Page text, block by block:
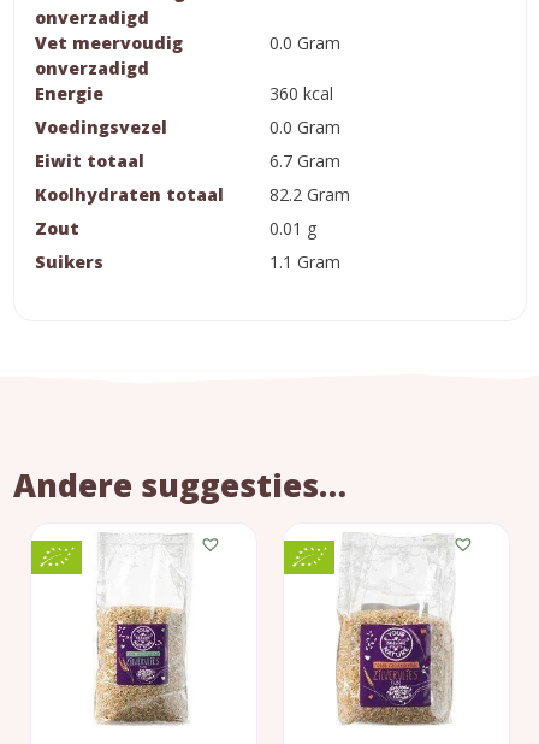
onverzadigd
Vet meervoudig
onverzadigd
0.0 Gram
Energie
360 kcal
Voedingsvezel
0.0 Gram
Eiwit totaal
6.7 Gram
Koolhydraten totaal
82.2 Gram
Zout
0.01 g
Suikers
1.1 Gram
Andere suggesties…